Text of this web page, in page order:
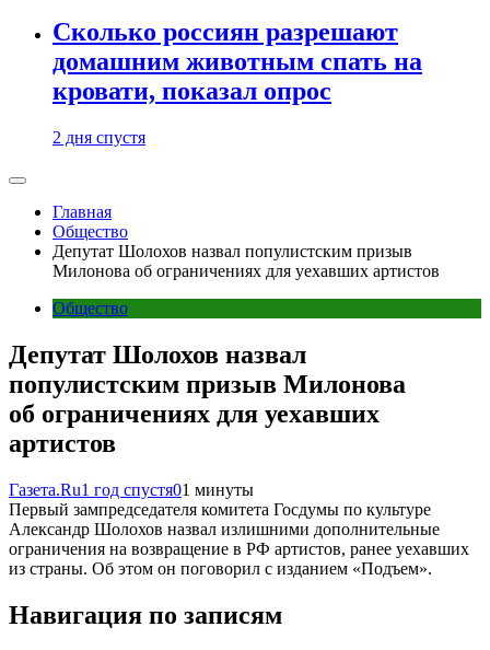
Сколько россиян разрешают
домашним животным спать на
кровати, показал опрос
2 дня спустя
Главная
Общество
Депутат Шолохов назвал популистским призыв
Милонова об ограничениях для уехавших артистов
Общество
Депутат Шолохов назвал
популистским призыв Милонова
об ограничениях для уехавших
артистов
Газета.Ru1 год спустя01 минуты
Первый зампредседателя комитета Госдумы по культуре
Александр Шолохов назвал излишними дополнительные
ограничения на возвращение в РФ артистов, ранее уехавших
из страны. Об этом он поговорил с изданием «Подъем».
Навигация по записям